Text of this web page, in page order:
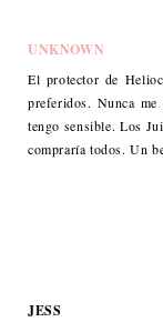
UNKNOWN
El protector de
preferidos. Nunca
tengo sensible. Los
compraría todos. Un
JESS